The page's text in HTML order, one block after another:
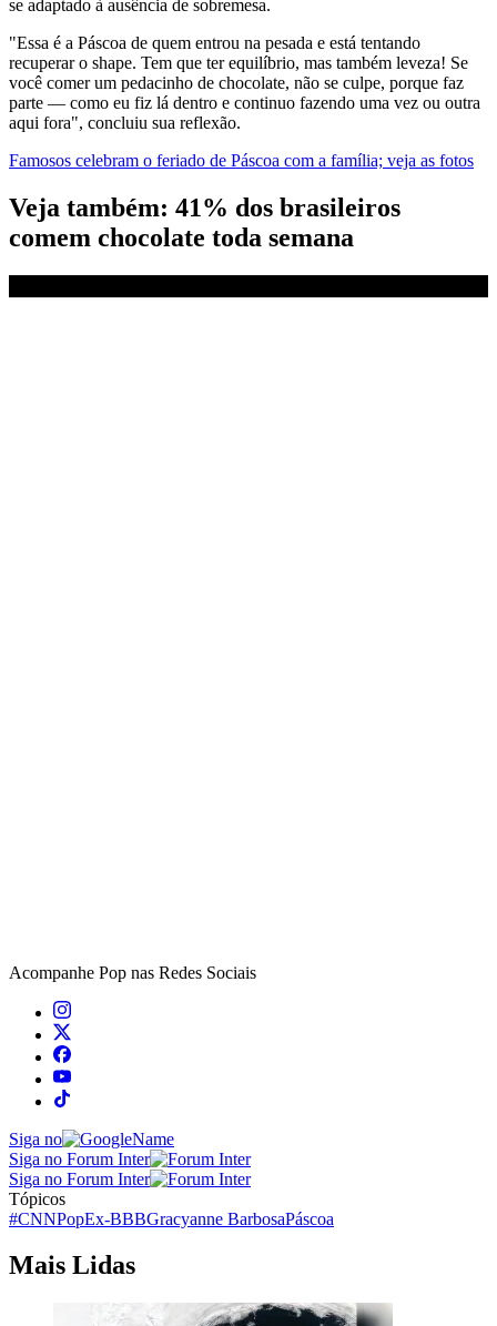
se adaptado à ausência de sobremesa.
"Essa é a Páscoa de quem entrou na pesada e está tentando
recuperar o shape. Tem que ter equilíbrio, mas também leveza! Se
você comer um pedacinho de chocolate, não se culpe, porque faz
parte — como eu fiz lá dentro e continuo fazendo uma vez ou outra
aqui fora", concluiu sua reflexão.
Famosos celebram o feriado de Páscoa com a família; veja as fotos
Veja também: 41% dos brasileiros
comem chocolate toda semana
Acompanhe Pop nas Redes Sociais
Siga no
Siga no Forum Inter
Siga no Forum Inter
Tópicos
#CNNPopEx-BBBGracyanne BarbosaPáscoa
Mais Lidas